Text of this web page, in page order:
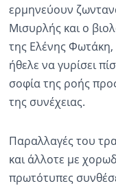
ερμηνεύουν
Μισυρλής και ο
της Ελένης Φωτάκη,
ήθελε να γυρίσει
σοφία της ροής
της συνέχειας.
Παραλλαγές του
και άλλοτε με
πρωτότυπες